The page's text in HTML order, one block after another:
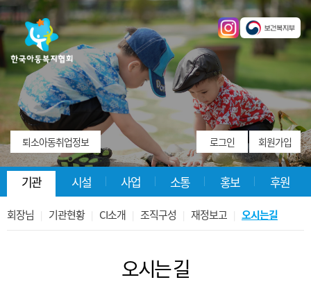
퇴소아동취업정보 로그인 회원가입
기관 시설 사업 소통 홍보 후원
회장님 기관현황 CI소개 조직구성 재정보고 오시는길
오시는 길